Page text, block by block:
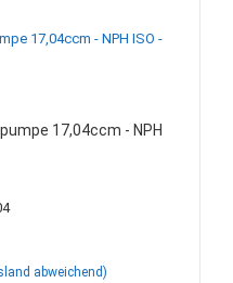
17,04ccm - NPH
abweichend)